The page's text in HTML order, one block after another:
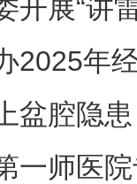
开展“讲
2025年
盆腔隐
一师医